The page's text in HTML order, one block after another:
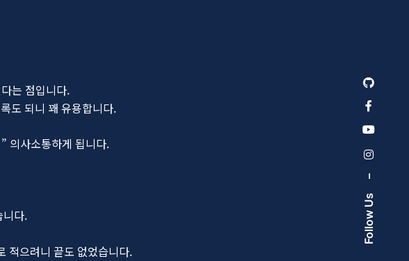
Follow Us
는 점입니다.
도 되니 꽤 유용합니다.
의사소통하게 됩니다.
니다.
적으려니 끝도 없었습니다.